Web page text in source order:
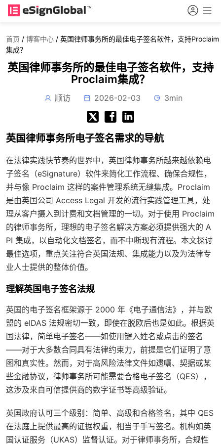
首页 / 博客中心 / 英国律师事务所的最佳电子签名软件，支持Proclaim
集成？
英国律师事务所的最佳电子签名软件，支持
Proclaim集成？
顺访 2026-02-03 3min
英国律师事务所电子签名需求的导航
在法律实践快节奏的世界中，英国律师事务所越来越依赖电
子签名（eSignature）软件来简化工作流程、确保合规性，
并与像 Proclaim 这样的案件管理系统无缝集成。Proclaim
是由英国公司 Access Legal 开发的流行实践管理工具，处
理从客户摄入到计费和文档管理的一切。对于使用 Proclaim
的律师事务所，理想的电子签名解决方案必须提供强大的 A
PI 集成，以自动化文档签名，而不中断现有流程。本文探讨
最佳选项，重点关注符合英国法规、集成能力以及为法律专
业人士提供的整体价值。
理解英国电子签名法规
英国的电子签名框架源于 2000 年《电子通信法》，并与欧
盟的 eIDAS 法规密切一致，即使在脱欧后也是如此。根据英
国法律，简单电子签名——如使用键入姓名或点击的签名
——对于大多数合同具有法律约束力，前提是它们证明了意
图和真实性。然而，对于高风险法律文件如遗嘱、契据或某
些金融协议，律师事务所可能需要合格电子签名（QES），
这涉及来自可信提供商的数字证书等高级验证。
英国政府认可三个级别：简单、高级和合格签名，其中 QES
在法庭上提供最高的证据权重，相当于手写签名。机构如英
国认证服务（UKAS）监督认证。对于律师事务所，合规性